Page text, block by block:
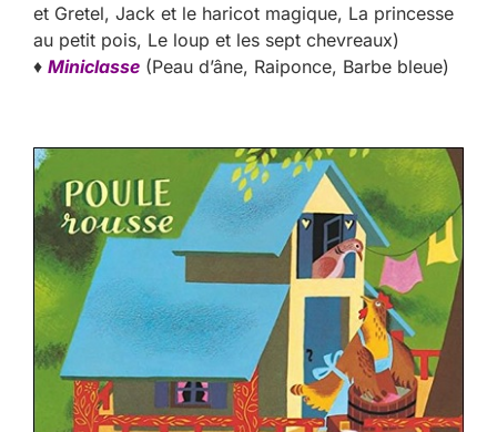
et Gretel, Jack et le haricot magique, La princesse
au petit pois, Le loup et les sept chevreaux)
♦ Miniclasse (Peau d’âne, Raiponce, Barbe bleue)